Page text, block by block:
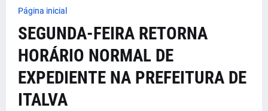
Página inicial
SEGUNDA-FEIRA RETORNA
HORÁRIO NORMAL DE
EXPEDIENTE NA PREFEITURA DE
ITALVA